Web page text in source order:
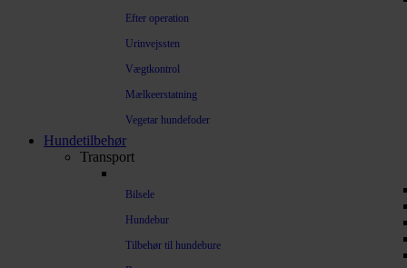
Efter operation
Urinvejssten
Vægtkontrol
Mælkeerstatning
Vegetar hundefoder
Hundetilbehør
Transport
Bilsele
Hundebur
Tilbehør til hundebure